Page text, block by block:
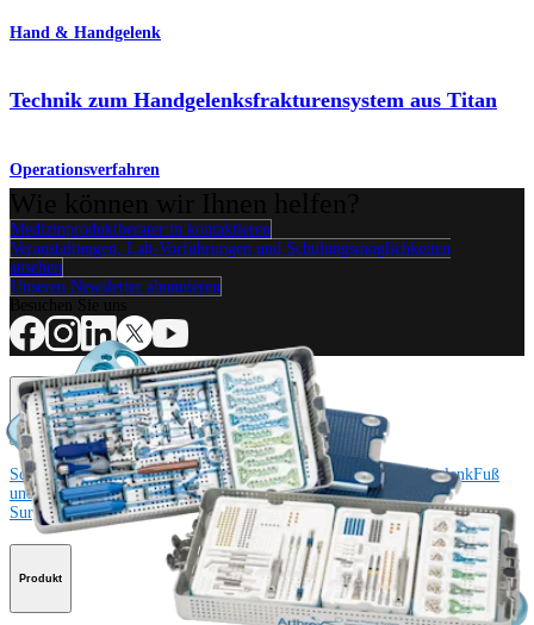
Hand & Handgelenk
Technik zum Handgelenksfrakturensystem aus Titan
Operationsverfahren
Medizinproduktberater:in kontaktieren
Veranstaltungen, Lab-Vorführungen und Schulungsmöglichkeiten
ansehen
Unseren Newsletter abonnieren
Operationsverfahren
SchulterKnieEllenbogenSchulterendoprothetikHand und HandgelenkFuß
und SprunggelenkTraumaHüfteOrthobiologieCardiothoracic
SurgeryWirbelsäule
Produkt